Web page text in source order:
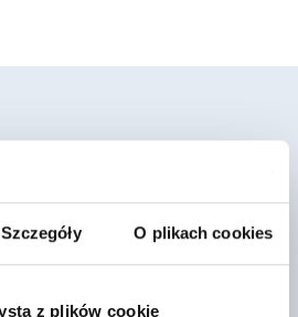
Szczegóły O plikach cookies
z plików cookie